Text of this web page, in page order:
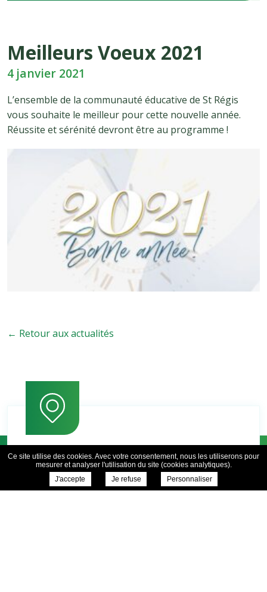
Meilleurs Voeux 2021
4 janvier 2021
L’ensemble de la communauté éducative de St Régis
vous souhaite le meilleur pour cette nouvelle année.
Réussite et sérénité devront être au programme !
← Retour aux actualités
Ce site utilise des cookies. Avec votre consentement, nous les utiliserons pour
mesurer et analyser l'utilisation du site (cookies analytiques).
J'accepte
Je refuse Personnaliser